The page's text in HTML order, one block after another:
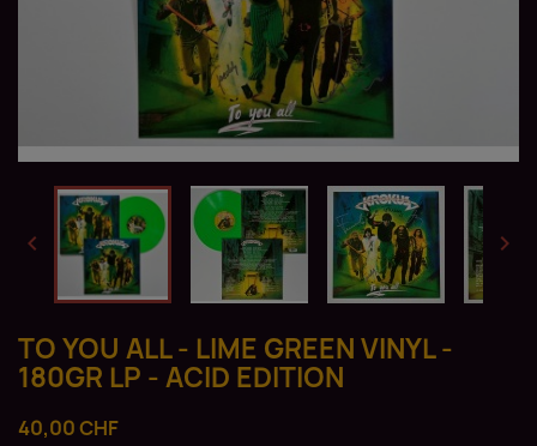
 
TO YOU ALL - LIME GREEN VINYL -
180GR LP - ACID EDITION
40,00 CHF